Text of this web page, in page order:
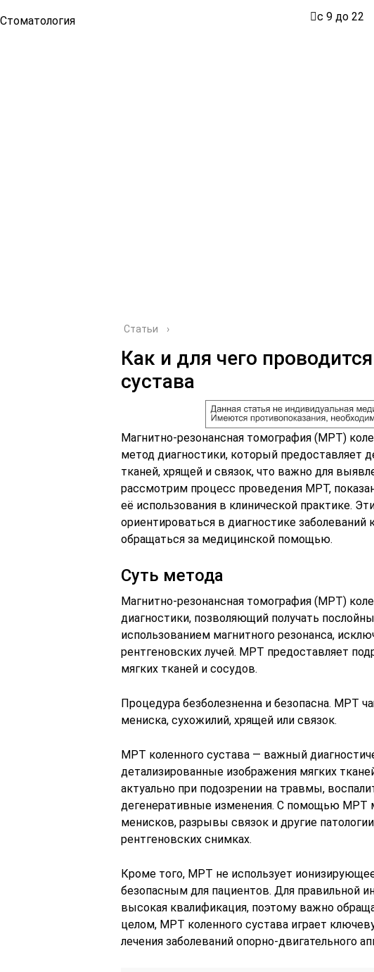
Стоматология с 9 до 22
Статьи ›
Как и для чего
сустава
Магнитно-резонансная томография (МРТ)
метод диагностики, который предоставляет
тканей, хрящей и связок, что важно для
рассмотрим процесс проведения МРТ,
её использования в клинической практике.
ориентироваться в диагностике
обращаться за медицинской помощью.
Суть метода
Магнитно-резонансная томография (МРТ)
диагностики, позволяющий получать
использованием магнитного резонанса,
рентгеновских лучей. МРТ предоставляет
мягких тканей и сосудов.
Процедура безболезненна и безопасна. МРТ
мениска, сухожилий, хрящей или связок.
МРТ коленного сустава — важный
детализированные изображения мягких
актуально при подозрении на травмы,
дегенеративные изменения. С помощью
менисков, разрывы связок и другие
рентгеновских снимках.
Кроме того, МРТ не использует ионизирующее
безопасным для пациентов. Для правильной
высокая квалификация, поэтому важно
целом, МРТ коленного сустава играет
лечения заболеваний опорно-двигательного